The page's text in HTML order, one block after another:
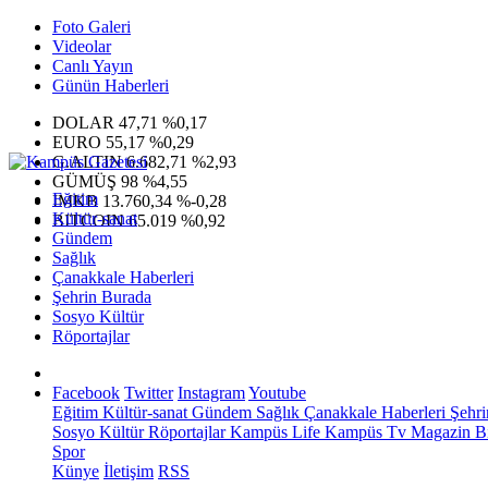
Foto Galeri
Videolar
Canlı Yayın
Günün Haberleri
DOLAR 47,71 %0,17
EURO 55,17 %0,29
G.ALTIN6.682,71 %2,93
GÜMÜŞ 98 %4,55
IMKB 13.760,34 %-0,28
BITCOIN65.019 %0,92
Eğitim
Kültür-sanat
Gündem
Sağlık
Çanakkale Haberleri
Şehrin Burada
Sosyo Kültür
Röportajlar
Facebook Twitter InstagramYoutube
Eğitim Kültür-sanat Gündem Sağlık Çanakkale Haberleri
Sosyo KültürRöportajlarKampüs Life Kampüs Tv Magazin
Spor
Künye İletişim RSS